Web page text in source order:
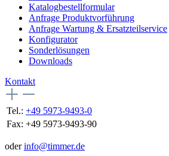
Katalogbestellformular
Anfrage Produktvorführung
Anfrage Wartung & Ersatzteilservice
Konfigurator
Sonderlösungen
Downloads
Kontakt
Tel.: +49 5973-9493-0
Fax: +49 5973-9493-90
oderinfo@timmer.de